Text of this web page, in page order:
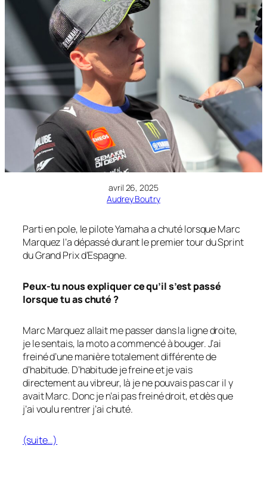
avril 26, 2025
Audrey Boutry
Parti en pole, le pilote Yamaha a chuté lorsque Marc
Marquez l’a dépassé durant le premier tour du Sprint
du Grand Prix d’Espagne.
Peux-tu nous expliquer ce qu’il s’est passé
lorsque tu as chuté ?
Marc Marquez allait me passer dans la ligne droite,
je le sentais, la moto a commencé à bouger. J’ai
freiné d’une manière totalement différente de
d’habitude. D’habitude je freine et je vais
directement au vibreur, là je ne pouvais pas car il y
avait Marc. Donc je n’ai pas freiné droit, et dès que
j’ai voulu rentrer j’ai chuté.
(suite…)